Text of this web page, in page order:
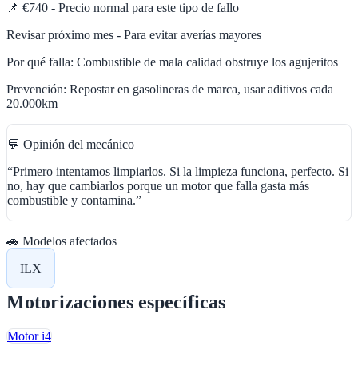
📌 €740 - Precio normal para este tipo de fallo
Revisar próximo mes - Para evitar averías mayores
Por qué falla: Combustible de mala calidad obstruye los agujeritos
Prevención: Repostar en gasolineras de marca, usar aditivos cada
20.000km
💬 Opinión del mecánico
“Primero intentamos limpiarlos. Si la limpieza funciona, perfecto. Si
no, hay que cambiarlos porque un motor que falla gasta más
combustible y contamina.”
🚗 Modelos afectados
ILX
Motorizaciones específicas
Motor i4